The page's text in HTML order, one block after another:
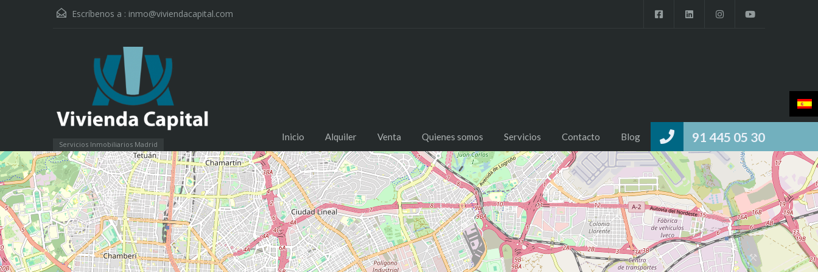
Escríbenos a : inmo@viviendacapital.com
Servicios Inmobiliarios Madrid 91 445 05 30
Inicio Alquiler Venta Quienes somos Servicios Contacto Blog